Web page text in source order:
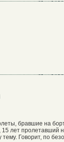
бравшие на
лет пролетавший
Говорит, по